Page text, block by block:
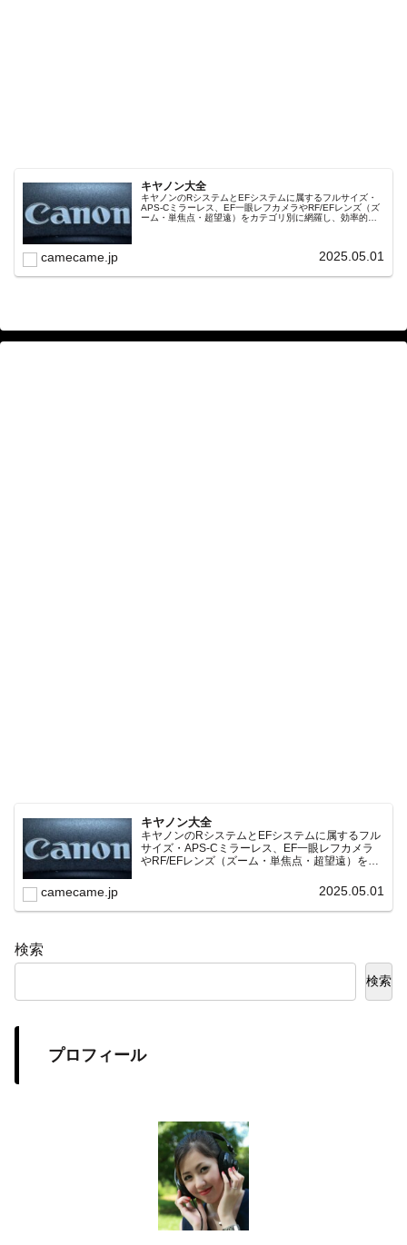
キヤノン大全
キヤノンのRシステムとEFシステムに属するフルサイズ・
APS-Cミラーレス、EF一眼レフカメラやRF/EFレンズ（ズ
ーム・単焦点・超望遠）をカテゴリ別に網羅し、効率的に
camecame.jp 2025.05.01
キヤノン大全
キヤノンのRシステムとEFシステムに属するフル
サイズ・APS-Cミラーレス、EF一眼レフカメラ
やRF/EFレンズ（ズーム・単焦点・超望遠）をカ
常に機種の内部リンク設計で回遊性向上と快適表
camecame.jp 2025.05.01
検索
検索
プロフィール